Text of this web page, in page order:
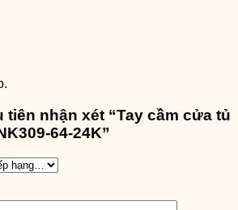
tiên nhận xét “Tay cầm cửa tủ
64-24K”